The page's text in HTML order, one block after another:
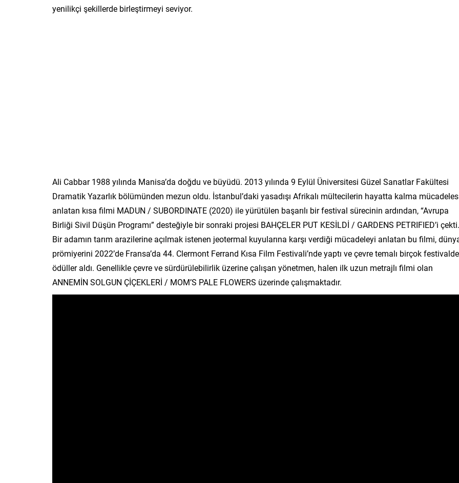
yenilikçi şekillerde birleştirmeyi seviyor.
Ali Cabbar 1988 yılında Manisa’da doğdu ve büyüdü. 2013 yılında 9 Eylül Üniversitesi Güzel Sanatlar Fakültesi
Dramatik Yazarlık bölümünden mezun oldu. İstanbul’daki yasadışı Afrikalı mültecilerin hayatta kalma
anlatan kısa filmi MADUN / SUBORDINATE (2020) ile yürütülen başarılı bir festival sürecinin ardından, “Avrupa
Birliği Sivil Düşün Programı” desteğiyle bir sonraki projesi BAHÇELER PUT KESİLDİ / GARDENS PETRIFIED’i çekti.
Bir adamın tarım arazilerine açılmak istenen jeotermal kuyularına karşı verdiği mücadeleyi anlatan bu filmi,
prömiyerini 2022’de Fransa’da 44. Clermont Ferrand Kısa Film Festivali’nde yaptı ve çevre temalı birçok
ödüller aldı. Genellikle çevre ve sürdürülebilirlik üzerine çalışan yönetmen, halen ilk uzun metrajlı filmi olan
ANNEMİN SOLGUN ÇİÇEKLERİ / MOM’S PALE FLOWERS üzerinde çalışmaktadır.